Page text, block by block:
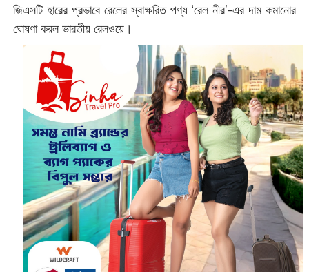
জিএসটি হারের প্রভাবে রেলের স্বাক্ষরিত পণ্য ‘রেল নীর’-এর দাম কমানোর
ঘোষণা করল ভারতীয় রেলওয়ে।